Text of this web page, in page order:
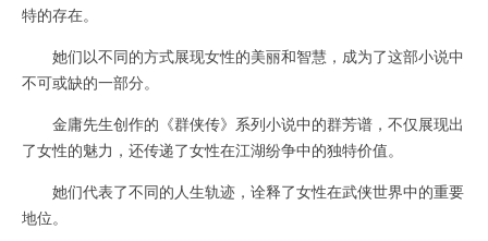
特的存在。
她们以不同的方式展现女性的美丽和智慧，成为了这部小说中
不可或缺的一部分。
金庸先生创作的《群侠传》系列小说中的群芳谱，不仅展现出
了女性的魅力，还传递了女性在江湖纷争中的独特价值。
她们代表了不同的人生轨迹，诠释了女性在武侠世界中的重要
地位。